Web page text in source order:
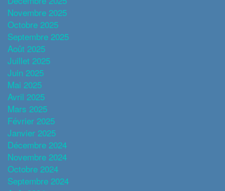
Novembre 2025
Octobre 2025
Septembre 2025
Août 2025
Juillet 2025
Juin 2025
Mai 2025
Avril 2025
Mars 2025
Février 2025
Janvier 2025
Décembre 2024
Novembre 2024
Octobre 2024
Septembre 2024